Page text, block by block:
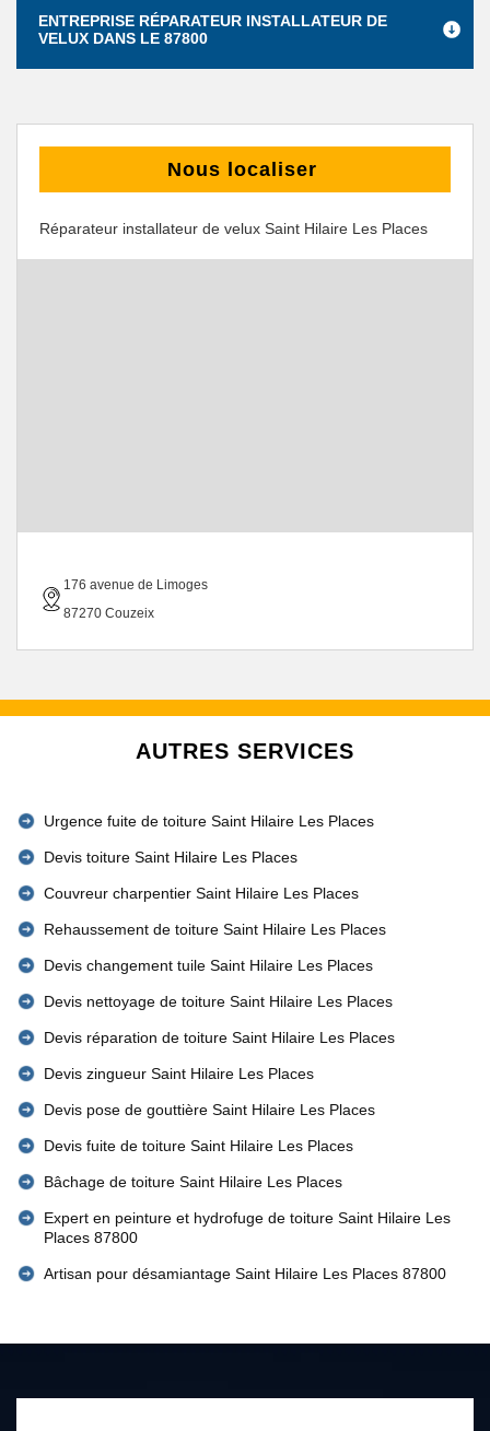
ENTREPRISE RÉPARATEUR INSTALLATEUR DE
VELUX DANS LE 87800
Nous localiser
Réparateur installateur de velux Saint Hilaire Les Places
176 avenue de Limoges
87270 Couzeix
AUTRES SERVICES
Urgence fuite de toiture Saint Hilaire Les Places
Devis toiture Saint Hilaire Les Places
Couvreur charpentier Saint Hilaire Les Places
Rehaussement de toiture Saint Hilaire Les Places
Devis changement tuile Saint Hilaire Les Places
Devis nettoyage de toiture Saint Hilaire Les Places
Devis réparation de toiture Saint Hilaire Les Places
Devis zingueur Saint Hilaire Les Places
Devis pose de gouttière Saint Hilaire Les Places
Devis fuite de toiture Saint Hilaire Les Places
Bâchage de toiture Saint Hilaire Les Places
Expert en peinture et hydrofuge de toiture Saint Hilaire Les
Places 87800
Artisan pour désamiantage Saint Hilaire Les Places 87800